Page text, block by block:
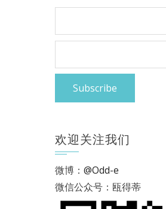
欢迎关注我们
微博： @Odd-e
微信公众号：瓯得蒂